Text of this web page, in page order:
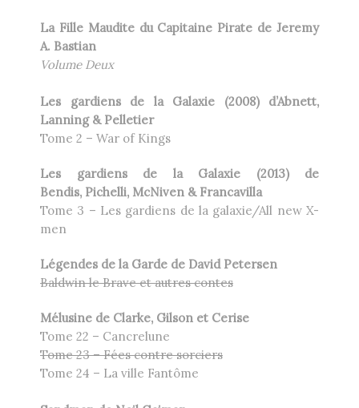
La Fille Maudite du Capitaine Pirate de Jeremy
A. Bastian
Volume Deux
Les gardiens de la Galaxie (2008) d’Abnett,
Lanning & Pelletier
Tome 2 – War of Kings
Les gardiens de la Galaxie (2013) de
Bendis, Pichelli, McNiven & Francavilla
Tome 3 – Les gardiens de la galaxie/All new X-
men
Légendes de la Garde de David Petersen
Baldwin le Brave et autres contes
Mélusine de Clarke, Gilson et Cerise
Tome 22 – Cancrelune
Tome 23 – Fées contre sorciers
Tome 24 – La ville Fantôme